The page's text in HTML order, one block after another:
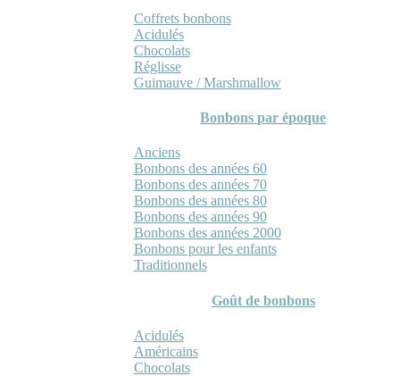
Coffrets bonbons
Acidulés
Chocolats
Réglisse
Guimauve / Marshmallow
Bonbons par époque
Anciens
Bonbons des années 60
Bonbons des années 70
Bonbons des années 80
Bonbons des années 90
Bonbons des années 2000
Bonbons pour les enfants
Traditionnels
Goût de bonbons
Acidulés
Américains
Chocolats